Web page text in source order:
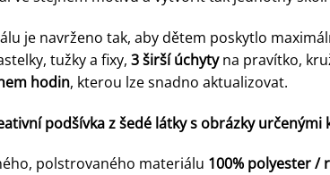
je navrženo tak, aby dětem poskytlo
tužky a fixy, 3 širší úchytyna pravítko,
hodin, kterou lze snadno aktualizovat.
podšívka z šedé látky s obrázky určenými
polstrovaného materiálu 100% polyester /